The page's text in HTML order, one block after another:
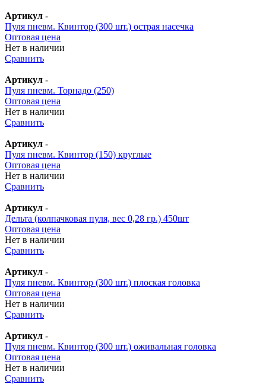
Артикул -
Пуля пневм. Квинтор (300 шт.) острая насечка
Оптовая цена
Нет в наличии
Сравнить
Артикул -
Пуля пневм. Торнадо (250)
Оптовая цена
Нет в наличии
Сравнить
Артикул -
Пуля пневм. Квинтор (150) круглые
Оптовая цена
Нет в наличии
Сравнить
Артикул -
Дельта (колпачковая пуля, вес 0,28 гр.) 450шт
Оптовая цена
Нет в наличии
Сравнить
Артикул -
Пуля пневм. Квинтор (300 шт.) плоская головка
Оптовая цена
Нет в наличии
Сравнить
Артикул -
Пуля пневм. Квинтор (300 шт.) оживальная головка
Оптовая цена
Нет в наличии
Сравнить